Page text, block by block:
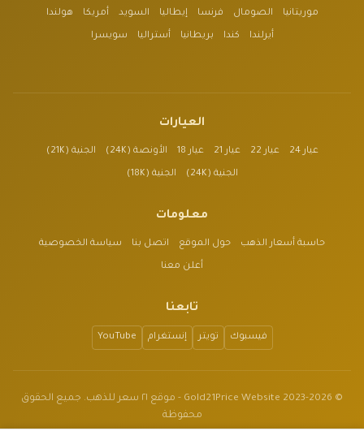
موريتانيا الصومال فرنسا إيطاليا السويد أمريكا هولندا
أيرلندا كندا بريطانيا أستراليا سويسرا
العيارات
عيار 24 عيار 22 عيار 21 عيار 18 الأونصة (24K) الجنية (21K)
الجنية (24K) الجنية (18K)
معلومات
حاسبة أسعار الذهب حول الموقع اتصل بنا سياسة الخصوصية
أعلن معنا
تابعنا
فيسبوك تويتر إنستغرام YouTube
© 2023-2026 Gold21Price Website - موقع ٢١ سعر للذهب. جميع الحقوق
محفوظة